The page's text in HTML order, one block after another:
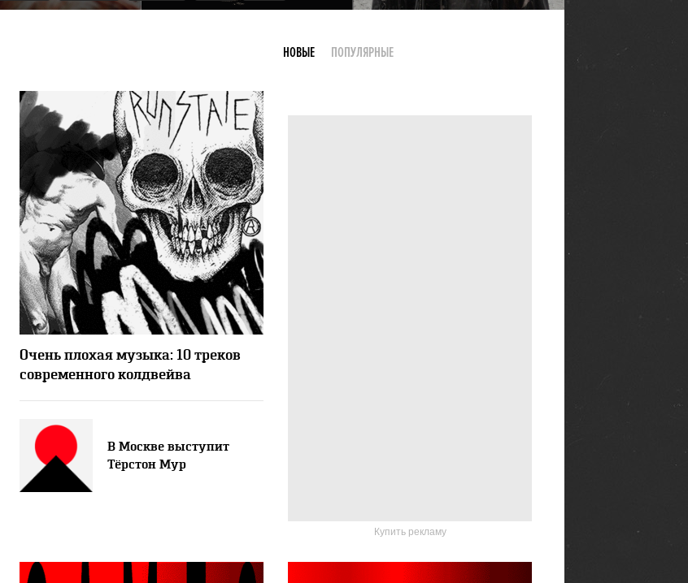
НОВЫЕ ПОПУЛЯРНЫЕ
Купить рекламу
Очень плохая музыка: 10 треков
современного колдвейва
В Москве выступит
Тёрстон Мур